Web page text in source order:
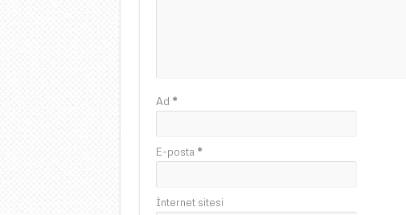
Ad *
E-posta *
İnternet sitesi